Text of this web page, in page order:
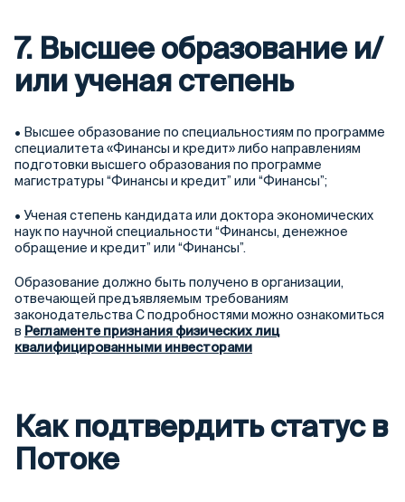
7. Высшее образование и/
или ученая степень
• Высшее образование по специальностиям по программе
специалитета «Финансы и кредит» либо направлениям
подготовки высшего образования по программе
магистратуры “Финансы и кредит” или “Финансы”;
• Ученая степень кандидата или доктора экономических
наук по научной специальности “Финансы, денежное
обращение и кредит” или “Финансы”.
Образование должно быть получено в организации,
отвечающей предъявляемым требованиям
законодательства С подробностями можно ознакомиться
в Регламенте признания физических лиц
квалифицированными инвесторами
Как подтвердить статус в
Потоке